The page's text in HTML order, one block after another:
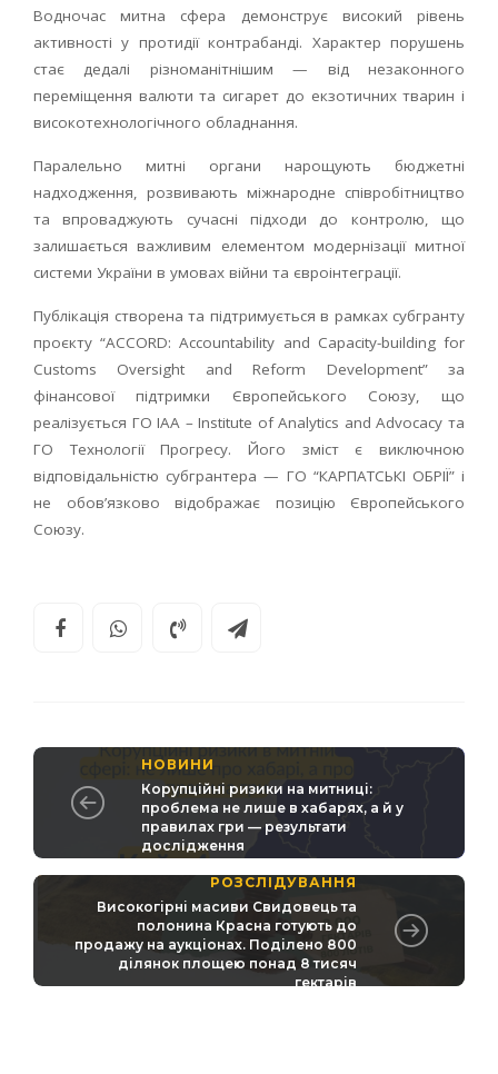
Водночас митна сфера демонструє високий рівень
активності у протидії контрабанді. Характер порушень
стає дедалі різноманітнішим — від незаконного
переміщення валюти та сигарет до екзотичних тварин і
високотехнологічного обладнання.
Паралельно митні органи нарощують бюджетні
надходження, розвивають міжнародне співробітництво
та впроваджують сучасні підходи до контролю, що
залишається важливим елементом модернізації митної
системи України в умовах війни та євроінтеграції.
Публікація створена та підтримується в рамках субгранту
проєкту “ACCORD: Accountability and Capacity-building for
Customs Oversight and Reform Development” за
фінансової підтримки Європейського Союзу, що
реалізується ГО IAA – Institute of Analytics and Advocacy та
ГО Технології Прогресу. Його зміст є виключною
відповідальністю субгрантера — ГО “КАРПАТСЬКІ ОБРІЇ” і
не обов’язково відображає позицію Європейського
Союзу.
НОВИНИ
Корупційні ризики на митниці:
проблема не лише в хабарях, а й у
правилах гри — результати
дослідження
РОЗСЛІДУВАННЯ
Високогірні масиви Свидовець та
полонина Красна готують до
продажу на аукціонах. Поділено 800
ділянок площею понад 8 тисяч
гектарів